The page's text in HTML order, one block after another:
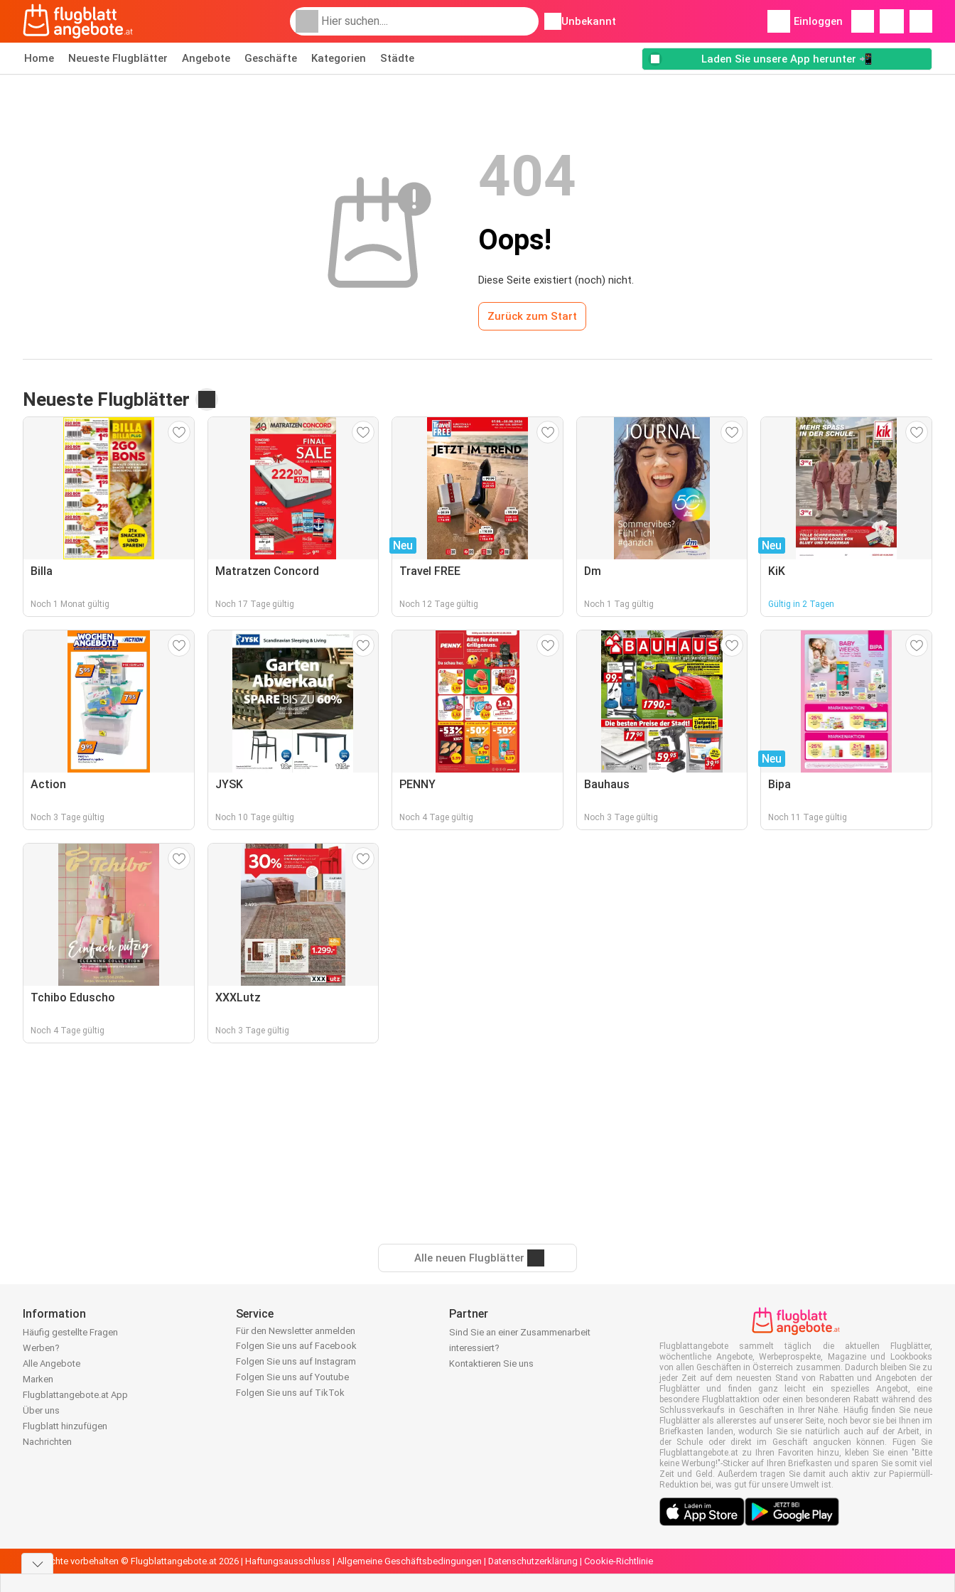
Unbekannt Einloggen
Home Neueste Flugblätter Angebote Geschäfte Kategorien Städte Laden Sie unsere App herunter 📲
404
Oops!
Diese Seite existiert (noch) nicht.
Zurück zum Start
Neueste Flugblätter
Billa
Noch 1 Monat gültig
Matratzen Concord
Noch 17 Tage gültig
Neu
Travel FREE
Noch 12 Tage gültig
Dm
Noch 1 Tag gültig
Neu
KiK
Gültig in 2 Tagen
Action
Noch 3 Tage gültig
JYSK
Noch 10 Tage gültig
PENNY
Noch 4 Tage gültig
Bauhaus
Noch 3 Tage gültig
Neu
Bipa
Noch 11 Tage gültig
Tchibo Eduscho
Noch 4 Tage gültig
XXXLutz
Noch 3 Tage gültig
Alle neuen Flugblätter
Information
Häufig gestellte Fragen
Werben?
Alle Angebote
Marken
Flugblattangebote.at App
Über uns
Flugblatt hinzufügen
Nachrichten
Service
Für den Newsletter anmelden
Folgen Sie uns auf Facebook
Folgen Sie uns auf Instagram
Folgen Sie uns auf Youtube
Folgen Sie uns auf TikTok
Partner
Sind Sie an einer Zusammenarbeit
interessiert?
Kontaktieren Sie uns
Flugblattangebote sammelt täglich die aktuellen Flugblätter,
wöchentliche Angebote, Werbeprospekte, Magazine und Lookbooks
von allen Geschäften in Österreich zusammen. Dadurch bleiben Sie zu
jeder Zeit auf dem neuesten Stand von Rabatten und Angeboten der
Flugblätter und finden ganz leicht ein spezielles Angebot, eine
besondere Flugblattaktion oder einen besonderen Rabatt während des
Schlussverkaufs in Geschäften in Ihrer Nähe. Häufig finden Sie neue
Flugblätter als allererstes auf unserer Seite, noch bevor sie bei Ihnen im
Briefkasten landen, wodurch Sie sie natürlich auch auf der Arbeit, in
der Schule oder direkt im Geschäft angucken können. Fügen Sie
Flugblattangebote.at zu Ihren Favoriten hinzu, kleben Sie einen "Bitte
keine Werbung!"-Sticker auf Ihren Briefkasten und sparen Sie somit viel
Zeit und Geld. Außerdem tragen Sie damit auch aktiv zur Papiermüll-
Reduktion bei, was gut für unsere Umwelt ist.
Alle Rechte vorbehalten © Flugblattangebote.at 2026 | Haftungsausschluss | Allgemeine Geschäftsbedingungen | Datenschutzerklärung | Cookie-Richtlinie